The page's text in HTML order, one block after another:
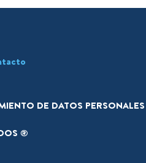
DE DATOS PERSONALES
®